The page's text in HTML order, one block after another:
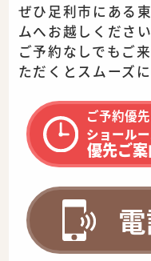
ぜひ足利市にある
ムへお越しください
ご予約なしでもご
ただくとスムーズに
ご予約優
ショール
優先ご